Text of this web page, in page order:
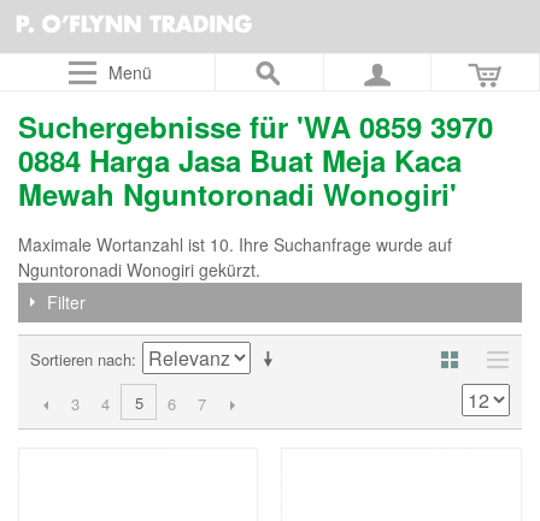
Menü
Suchergebnisse für 'WA 0859 3970
0884 Harga Jasa Buat Meja Kaca
Mewah Nguntoronadi Wonogiri'
Maximale Wortanzahl ist 10. Ihre Suchanfrage wurde auf
Nguntoronadi Wonogiri gekürzt.
Filter
Sortieren nach
3
4 5 6 7